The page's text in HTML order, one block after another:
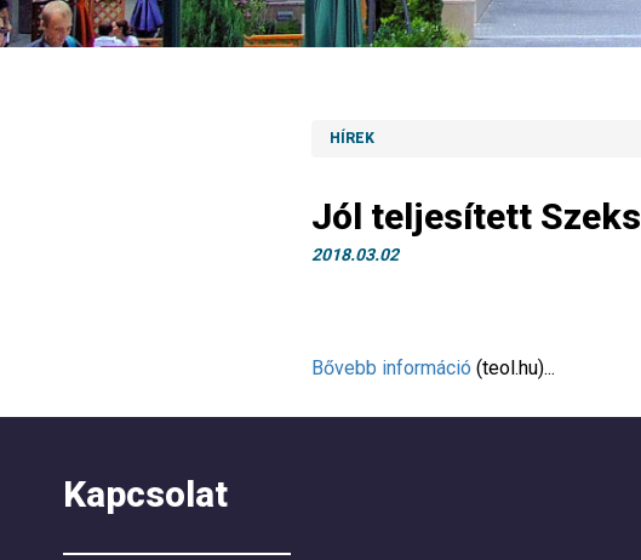
HÍREK
Jól teljesített
2018.03.02
Bővebb információ (teol.hu)...
Kapcsolat